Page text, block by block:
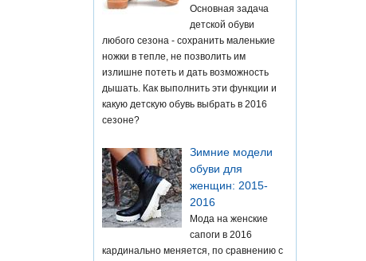
Основная задача
детской обуви
любого сезона - сохранить маленькие
ножки в тепле, не позволить им
излишне потеть и дать возможность
дышать. Как выполнить эти функции и
какую детскую обувь выбрать в 2016
сезоне?
Зимние модели
обуви для
женщин: 2015-
2016
Мода на женские
сапоги в 2016
кардинально меняется, по сравнению с